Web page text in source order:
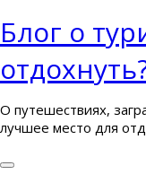
Перейти
к
содержимому
Блог о
О путешествиях,
лучшее место для
Кнопка